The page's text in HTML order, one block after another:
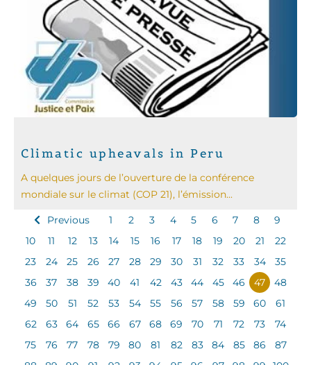
Climatic upheavals in Peru
A quelques jours de l’ouverture de la conférence
mondiale sur le climat (COP 21), l’émission...
Previous 1 2 3 4 5 6 7 8
9
10
11 12 13 14 15 16 17 18 19 20 21
22
23
24 25 26 27 28 29 30 31 32 33 34
35
36
37 38 39 40 41 42 43 44 45 46 47
48
49
50 51 52 53 54 55 56 57 58 59 60
61
62
63 64 65 66 67 68 69 70 71 72 73
74
75
76 77 78 79 80 81 82 83 84 85 86
87